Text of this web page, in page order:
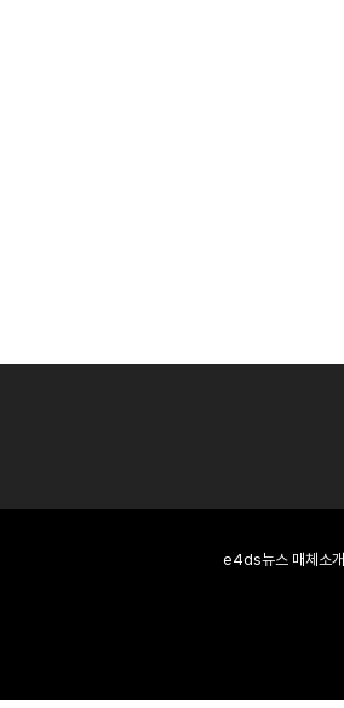
e4ds뉴스 매체소개